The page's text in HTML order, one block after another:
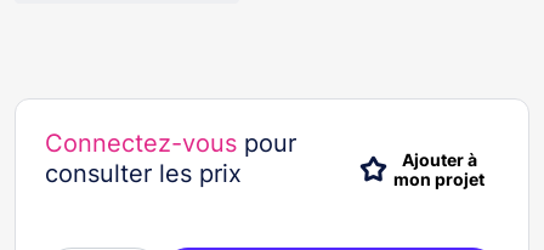
Connectez-vous pour
consulter les prix
Ajouter à
mon projet